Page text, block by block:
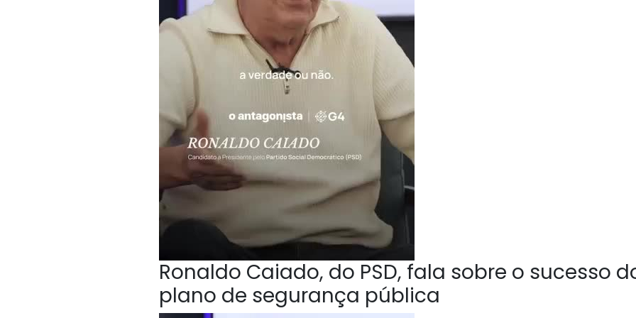
Ronaldo Caiado, do PSD, fala sobre o sucesso
plano de segurança pública